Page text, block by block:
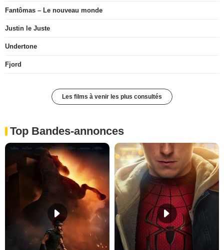
Fantômas – Le nouveau monde
Justin le Juste
Undertone
Fjord
Les films à venir les plus consultés
Top Bandes-annonces